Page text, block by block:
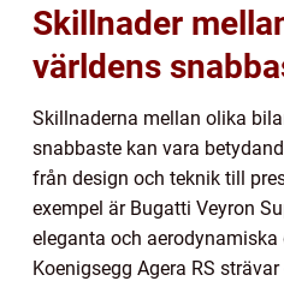
Skillnader
världens
Skillnaderna mellan olika
snabbaste kan vara
från design och teknik till
exempel är Bugatti Veyron
eleganta och aerodynamiska
Koenigsegg Agera RS